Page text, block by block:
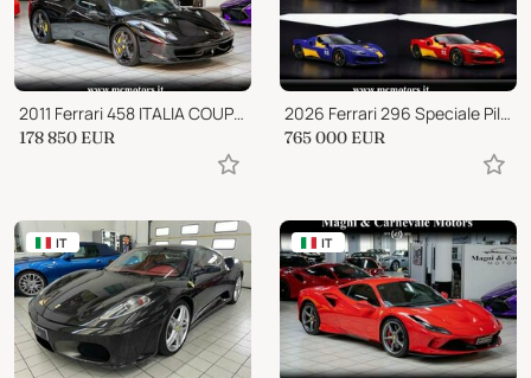
2011 Ferrari 458 ITALIA COUPE'|F1|UFFICIALE ITALIA
178 850 EUR
2026 Ferrari 296 Speciale Pilotì Ferrari
765 000 EUR
IT IT